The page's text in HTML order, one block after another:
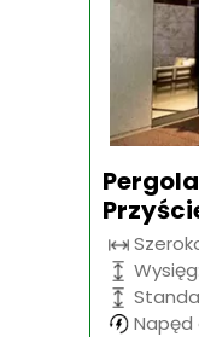
Napęd